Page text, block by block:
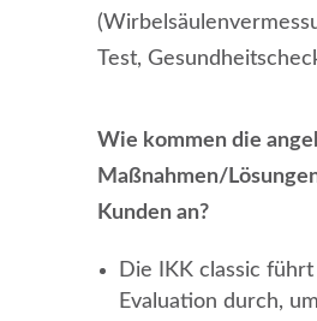
Test,
Wie kommen die
Maßnahmen/
Kunden an?
Die IKK classic
Evaluation durch,